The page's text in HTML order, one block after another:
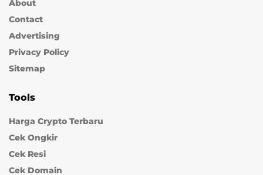
About
Contact
Advertising
Privacy Policy
Sitemap
Tools
Harga Crypto Terbaru
Cek Ongkir
Cek Resi
Cek Domain